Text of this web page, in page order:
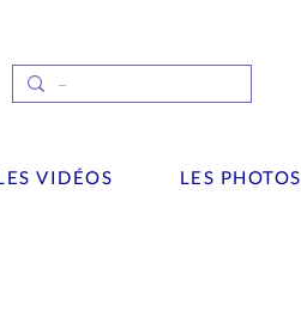
VIDÉOS LES PHOTOS